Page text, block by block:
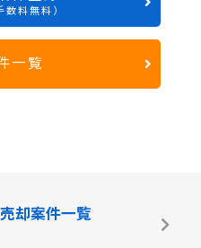
数料無料）
一覧
売却案件一覧